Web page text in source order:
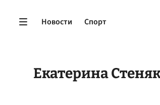
Новости Спорт
Екатерина